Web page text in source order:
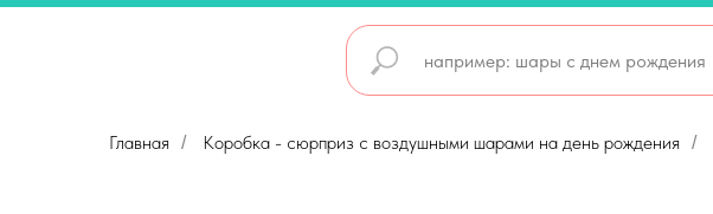
Главная / Коробка - сюрприз с воздушными шарами на день рождения /